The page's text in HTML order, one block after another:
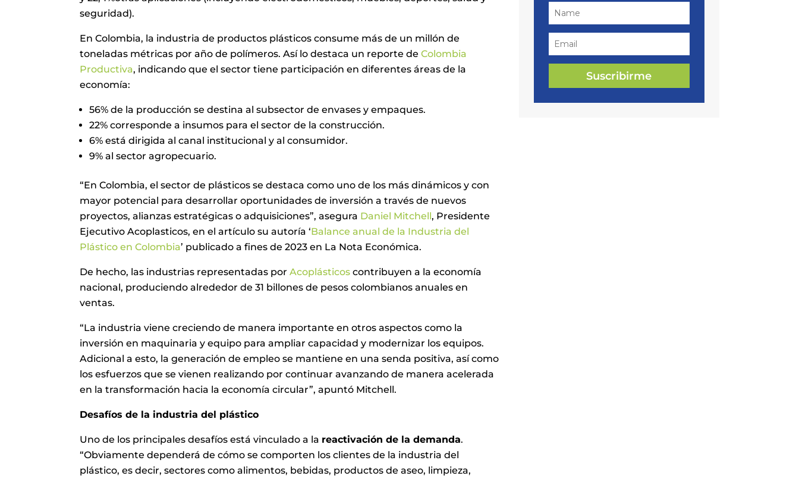
seguridad).
En Colombia, la industria de productos plásticos consume más de un millón de
toneladas métricas por año de polímeros. Así lo destaca un reporte deColombia
Productiva, indicando que el sector tiene participación en diferentes áreas de la
economía:
56% de la producción se destina al subsector de envases y empaques.
22% corresponde a insumos para el sector de la construcción.
6% está dirigida al canal institucional y al consumidor.
9% al sector agropecuario.
“En Colombia, el sector de plásticos se destaca como uno de los más dinámicos y con
mayor potencial para desarrollar oportunidades de inversión a través de nuevos
proyectos, alianzas estratégicas o adquisiciones”, asegura Daniel Mitchell, Presidente
Ejecutivo Acoplasticos, en el artículo su autoría ‘Balance anual de la Industria del
Plástico en Colombia’ publicado a fines de 2023 en La Nota Económica.
De hecho, las industrias representadas porAcoplásticos contribuyen a la economía
nacional, produciendo alrededor de 31 billones de pesos colombianos anuales en
ventas.
“La industria viene creciendo de manera importante en otros aspectos como la
inversión en maquinaria y equipo para ampliar capacidad y modernizar los equipos.
Adicional a esto, la generación de empleo se mantiene en una senda positiva, así como
los esfuerzos que se vienen realizando por continuar avanzando de manera acelerada
en la transformación hacia la economía circular”, apuntó Mitchell.
Desafíos de la industria del plástico
Uno de los principales desafíos está vinculado a la reactivación de la demanda.
“Obviamente dependerá de cómo se comporten los clientes de la industria del
plástico, es decir, sectores como alimentos, bebidas, productos de aseo, limpieza,
Suscribirme